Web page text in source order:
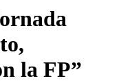
la FP”